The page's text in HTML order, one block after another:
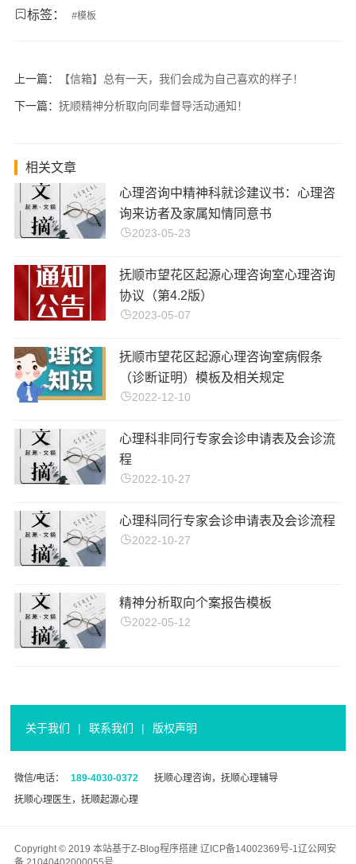
标签： #模板
上一篇： 【信箱】总有一天，我们会成为自己喜欢的样子！
下一篇： 抚顺精神分析取向同辈督导活动通知！
相关文章
心理咨询中精神科就诊建议书：心理咨
询来访者及家属知情同意书
2023-05-23
抚顺市望花区起源心理咨询室心理咨询
协议（第4.2版）
2023-05-07
抚顺市望花区起源心理咨询室病假条
（诊断证明）模板及相关规定
2022-12-10
心理科非同行专家会诊申请表及会诊流
程
2022-10-27
心理科同行专家会诊申请表及会诊流程
2022-10-27
精神分析取向个案报告模板
2022-05-12
关于我们 | 联系我们 | 版权声明
微信/电话： 189-4030-0372
抚顺心理咨询，抚顺心理辅导
抚顺心理医生，抚顺起源心理
Copyright © 2019 本站基于Z-Blog程序搭建 辽ICP备14002369号-1 辽公网安